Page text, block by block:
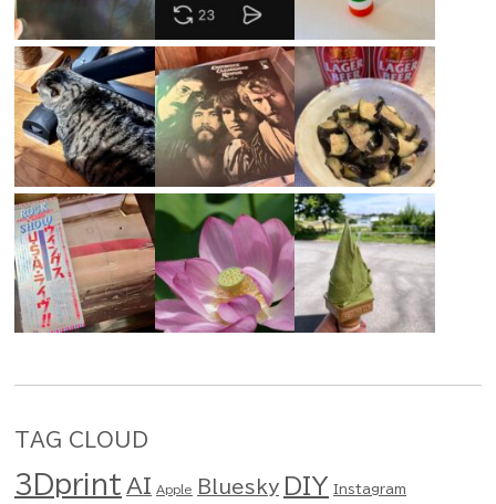
TAG CLOUD
3Dprint AI Apple Bluesky DIY Instagram